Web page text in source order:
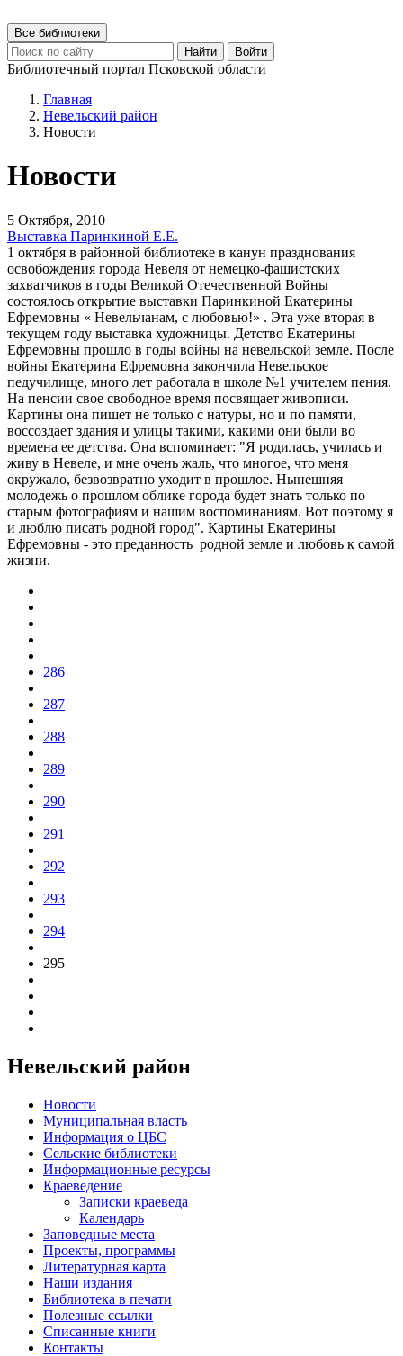
Все библиотеки
Найти
Войти
Библиотечный портал Псковской области
Главная
Невельский район
Новости
Новости
5 Октября, 2010
Выставка Паринкиной Е.Е.
1 октября в районной библиотеке в канун празднования
освобождения города Невеля от немецко-фашистских
захватчиков в годы Великой Отечественной Войны
состоялось открытие выставки Паринкиной Екатерины
Ефремовны « Невельчанам, с любовью!» . Эта уже вторая в
текущем году выставка художницы. Детство Екатерины
Ефремовны прошло в годы войны на невельской земле. После
войны Екатерина Ефремовна закончила Невельское
педучилище, много лет работала в школе №1 учителем пения.
На пенсии свое свободное время посвящает живописи.
Картины она пишет не только с натуры, но и по памяти,
воссоздает здания и улицы такими, какими они были во
времена ее детства. Она вспоминает: "Я родилась, училась и
живу в Невеле, и мне очень жаль, что многое, что меня
окружало, безвозвратно уходит в прошлое. Нынешняя
молодежь о прошлом облике города будет знать только по
старым фотографиям и нашим воспоминаниям. Вот поэтому я
и люблю писать родной город". Картины Екатерины
Ефремовны - это преданность родной земле и любовь к самой
жизни.
286
287
288
289
290
291
292
293
294
295
Невельский район
Новости
Муниципальная власть
Информация о ЦБС
Сельские библиотеки
Информационные ресурсы
Краеведение
Записки краеведа
Календарь
Заповедные места
Проекты, программы
Литературная карта
Наши издания
Библиотека в печати
Полезные ссылки
Списанные книги
Контакты